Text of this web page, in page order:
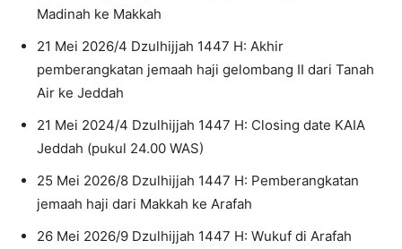
Madinah ke Makkah
21 Mei 2026/4 Dzulhijjah 1447 H: Akhir
pemberangkatan jemaah haji gelombang II dari Tanah
Air ke Jeddah
21 Mei 2024/4 Dzulhijjah 1447 H: Closing date KAIA
Jeddah (pukul 24.00 WAS)
25 Mei 2026/8 Dzulhijjah 1447 H: Pemberangkatan
jemaah haji dari Makkah ke Arafah
26 Mei 2026/9 Dzulhijjah 1447 H: Wukuf di Arafah